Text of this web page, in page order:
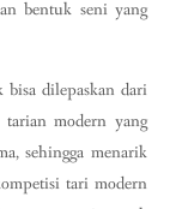
bentuk seni yang
bisa dilepaskan dari
tarian modern yang
sehingga menarik
tari modern